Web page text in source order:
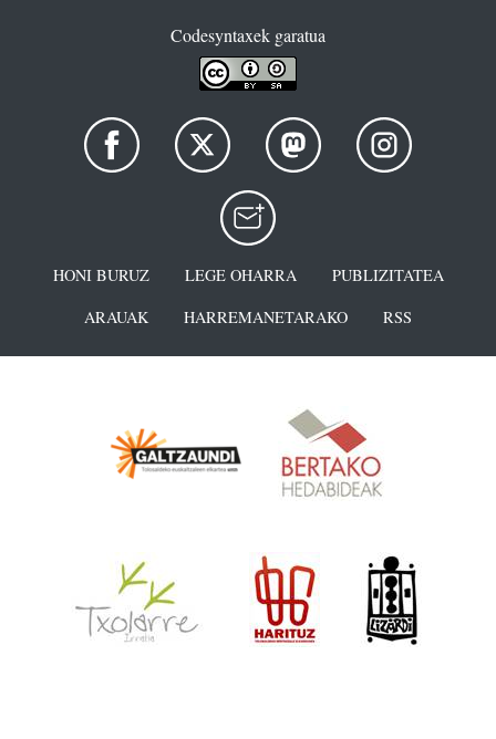
Codesyntaxek garatua
HONI BURUZ LEGE OHARRA
PUBLIZITATEA
ARAUAK
HARREMANETARAKO RSS